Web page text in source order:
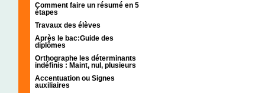
Comment faire un résumé en 5
étapes
Travaux des élèves
Après le bac:Guide des
diplômes
Orthographe les déterminants
indéfinis : Maint, nul, plusieurs
Accentuation ou Signes
auxiliaires